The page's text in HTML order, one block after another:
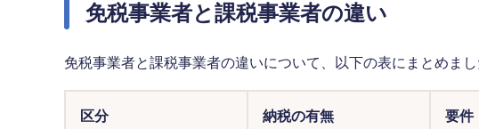
免税事業者と課税事業者の違い
免税事業者と課税事業者の違いについて、以下の表にまとめまし
区分 納税の有無 要件